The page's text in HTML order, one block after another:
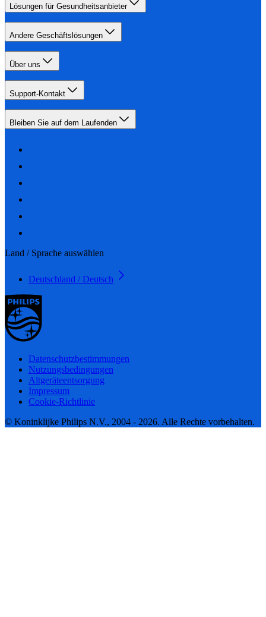
Lösungen für Gesundheitsanbieter
Andere Geschäftslösungen
Über uns
Support-Kontakt
Bleiben Sie auf dem Laufenden
Land / Sprache auswählen
Deutschland / Deutsch
Datenschutzbestimmungen
Nutzungsbedingungen
Altgeräteentsorgung
Impressum
Cookie-Richtlinie
© Koninklijke Philips N.V., 2004 - 2026. Alle Rechte vorbehalten.